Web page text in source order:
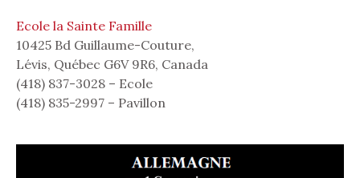
Ecole la Sainte Famille
10425 Bd Guillaume-Couture,
Lévis, Québec G6V 9R6, Canada
(418) 837-3028 – Ecole
(418) 835-2997 – Pavillon